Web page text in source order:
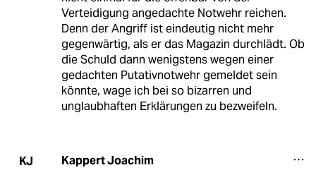
Verteidigung angedachte Notwehr reichen.
Denn der Angriff ist eindeutig nicht mehr
gegenwärtig, als er das Magazin durchlädt. Ob
die Schuld dann wenigstens wegen einer
gedachten Putativnotwehr gemeldet sein
könnte, wage ich bei so bizarren und
unglaubhaften Erklärungen zu bezweifeln.
KJ Kappert Joachim